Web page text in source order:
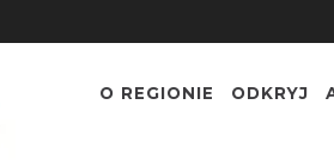
O REGIONIE ODKRYJ